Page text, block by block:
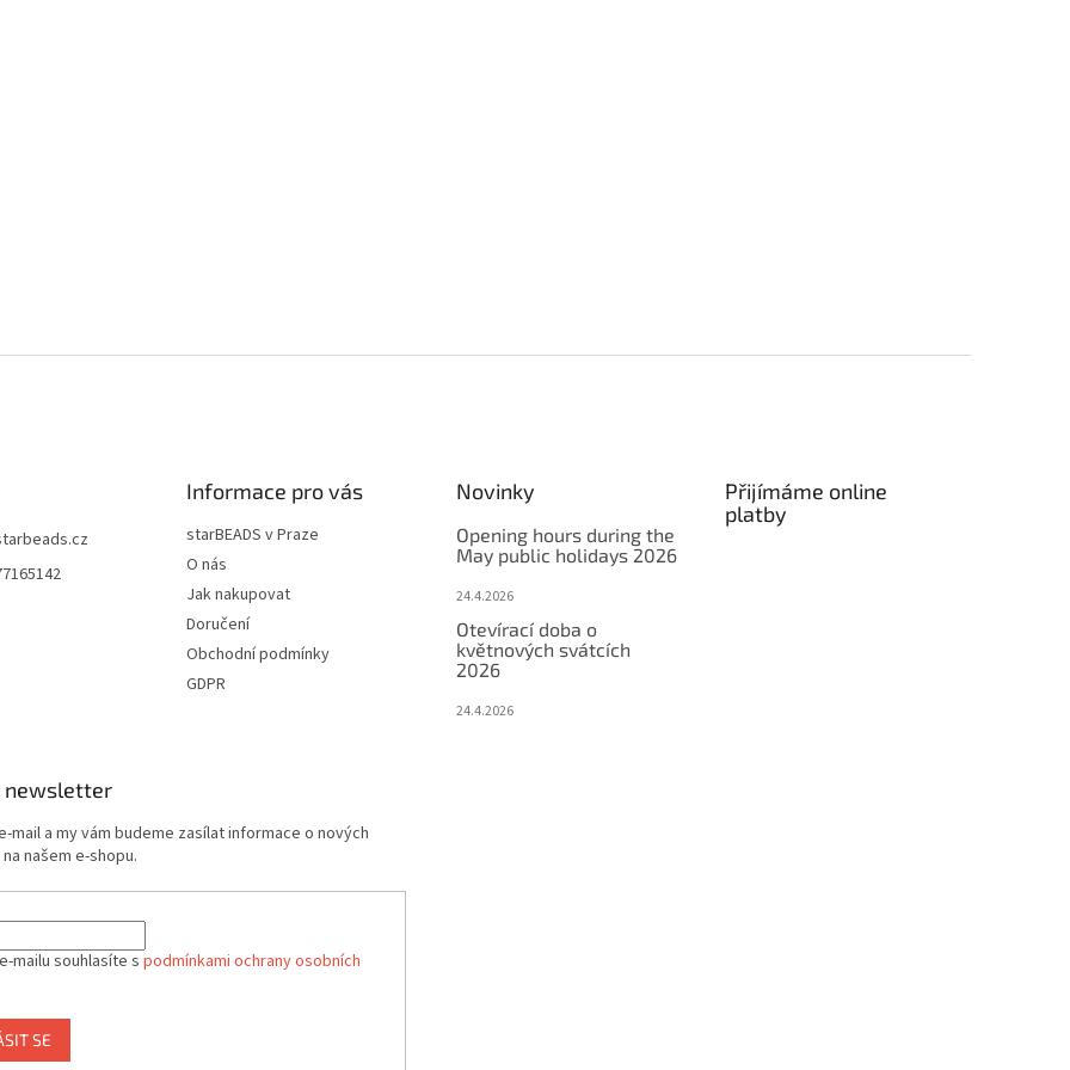
Informace pro vás
starBEADS v Praze
O nás
Jak nakupovat
Doručení
Obchodní podmínky
GDPR
Novinky
Opening hours during the
May public holidays 2026
24.4.2026
Otevírací doba o
květnových svátcích
2026
24.4.2026
Přijímáme online
platby
newsletter
mail a my vám budeme zasílat informace o nových
našem e-shopu.
mailu souhlasíte s podmínkami ochrany osobních
SE